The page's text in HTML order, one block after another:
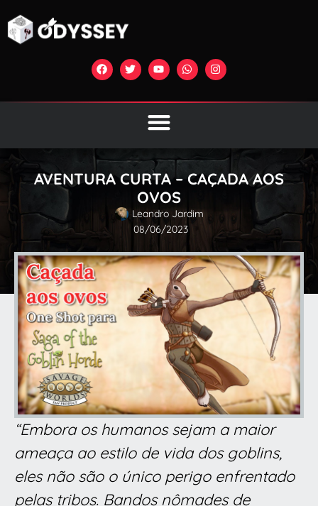
AVENTURA CURTA – CAÇADA AOS
OVOS
Leandro Jardim
08/06/2023
“Embora os humanos sejam a maior
ameaça ao estilo de vida dos goblins,
eles não são o único perigo enfrentado
pelas tribos. Bandos nômades de